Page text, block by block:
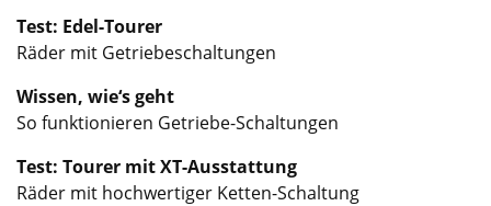
Test: Edel-Tourer
Räder mit Getriebeschaltungen
Wissen, wie‘s geht
So funktionieren Getriebe-Schaltungen
Test: Tourer mit XT-Ausstattung
Räder mit hochwertiger Ketten-Schaltung